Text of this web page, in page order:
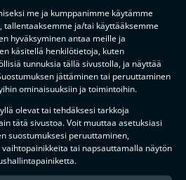
me ja kumppanimme käytämme
tallentaaksemme ja/tai käyttääksemme
hyväksyminen antaa meille ja
käsitellä henkilötietoja, kuten
tunnuksia tällä sivustolla, ja näyttää
jättäminen tai peruuttaminen
ominaisuuksiin ja toimintoihin.
olevat tai tehdäksesi tarkkoja
tätä sivustoa. Voit muuttaa asetuksiasi
suostumuksesi peruuttaminen,
tai napsauttamalla näytön